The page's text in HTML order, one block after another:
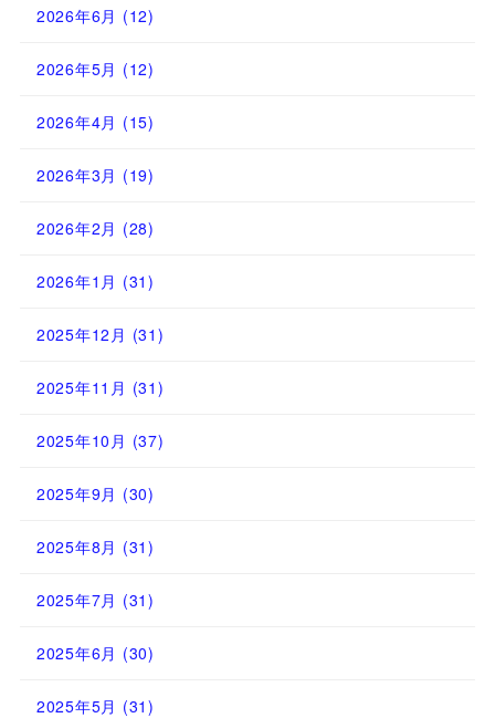
2026年6月 (12)
2026年5月 (12)
2026年4月 (15)
2026年3月 (19)
2026年2月 (28)
2026年1月 (31)
2025年12月 (31)
2025年11月 (31)
2025年10月 (37)
2025年9月 (30)
2025年8月 (31)
2025年7月 (31)
2025年6月 (30)
2025年5月 (31)